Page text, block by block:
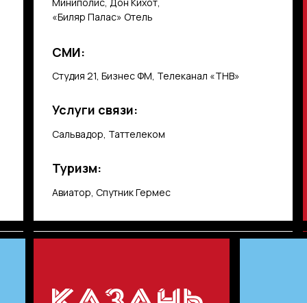
Туризм:
Услуги связи:
СМИ:
Авиатор, Спутник Гермес
Сальвадор, Таттелеком
Студия 21, Бизнес ФМ, Телеканал «ТНВ»
«Биляр Палас» Отель